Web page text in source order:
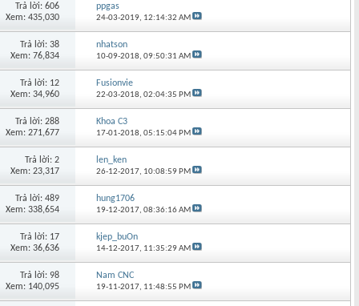
Trả lời: 606
Xem: 435,030
ppgas
24-03-2019, 12:14:32 AM
Trả lời: 38
Xem: 76,834
nhatson
10-09-2018,09:50:31 AM
Trả lời: 12
Xem: 34,960
Fusionvie
22-03-2018,02:04:35 PM
Trả lời: 288
Xem: 271,677
Khoa C3
17-01-2018,05:15:04 PM
Trả lời: 2
Xem: 23,317
len_ken
26-12-2017, 10:08:59 PM
Trả lời: 489
Xem: 338,654
hung1706
19-12-2017,08:36:16 AM
Trả lời: 17
Xem: 36,636
kjep_buOn
14-12-2017, 11:35:29 AM
Trả lời: 98
Xem: 140,095
Nam CNC
19-11-2017, 11:48:55 PM